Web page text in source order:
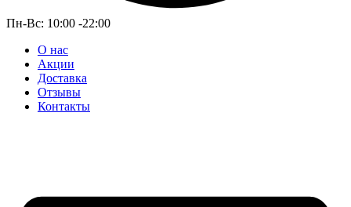
Пн-Вс: 10:00 -22:00
О нас
Акции
Доставка
Отзывы
Контакты